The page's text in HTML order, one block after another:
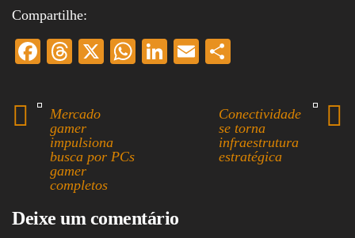
Compartilhe:
Fa
bo
ok
T
ea
ds
X
W
Li
E
ail
Mercado
gamer
impulsiona
busca por PCs
gamer
completos
Conectividade
se torna
infraestrutura
estratégica
Deixe um comentário